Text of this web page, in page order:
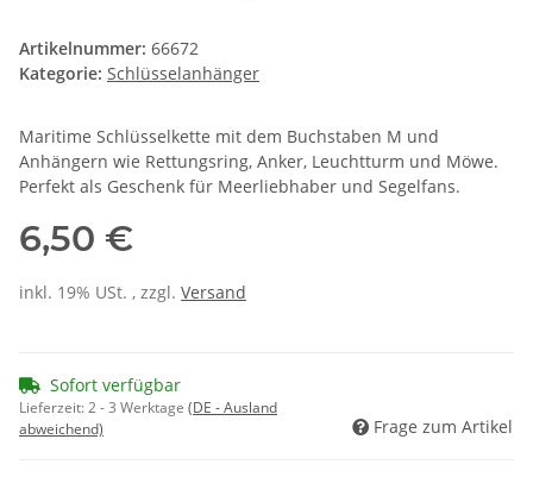
Artikelnummer: 66672
Kategorie: Schlüsselanhänger
Maritime Schlüsselkette mit dem Buchstaben M und
Anhängern wie Rettungsring, Anker, Leuchtturm und Möwe.
Perfekt als Geschenk für Meerliebhaber und Segelfans.
6,50 €
inkl. 19% USt. , zzgl. Versand
Sofort verfügbar
Lieferzeit:2 - 3 Werktage (DE - Ausland
abweichend)
Frage zum Artikel